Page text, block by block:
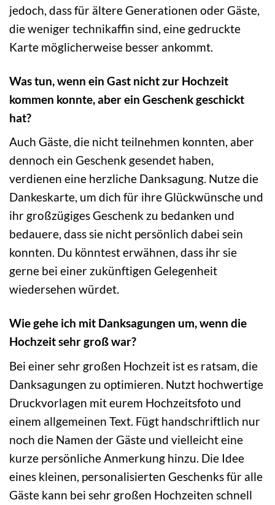
jedoch, dass für ältere Generationen oder Gäste,
die weniger technikaffin sind, eine gedruckte
Karte möglicherweise besser ankommt.
Was tun, wenn ein Gast nicht zur Hochzeit
kommen konnte, aber ein Geschenk geschickt
hat?
Auch Gäste, die nicht teilnehmen konnten, aber
dennoch ein Geschenk gesendet haben,
verdienen eine herzliche Danksagung. Nutze die
Dankeskarte, um dich für ihre Glückwünsche und
ihr großzügiges Geschenk zu bedanken und
bedauere, dass sie nicht persönlich dabei sein
konnten. Du könntest erwähnen, dass ihr sie
gerne bei einer zukünftigen Gelegenheit
wiedersehen würdet.
Wie gehe ich mit Danksagungen um, wenn die
Hochzeit sehr groß war?
Bei einer sehr großen Hochzeit ist es ratsam, die
Danksagungen zu optimieren. Nutzt hochwertige
Druckvorlagen mit eurem Hochzeitsfoto und
einem allgemeinen Text. Fügt handschriftlich nur
noch die Namen der Gäste und vielleicht eine
kurze persönliche Anmerkung hinzu. Die Idee
eines kleinen, personalisierten Geschenks für alle
Gäste kann bei sehr großen Hochzeiten schnell